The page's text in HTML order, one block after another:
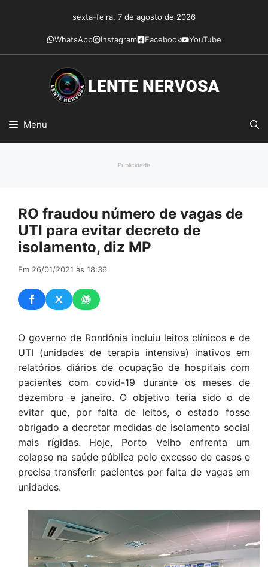
conteúdo
sexta-feira, 7 de agosto de 2026
WhatsApp Instagram Facebook YouTube
Menu
Publicidade
RO fraudou número de vagas de
UTI para evitar decreto de
isolamento, diz MP
Em 26/01/2021 às 18:36
O governo de Rondônia incluiu leitos clínicos e de
UTI (unidades de terapia intensiva) inativos em
relatórios diários de ocupação de hospitais com
pacientes com covid-19 durante os meses de
dezembro e janeiro. O objetivo teria sido o de
evitar que, por falta de leitos, o estado fosse
obrigado a decretar medidas de isolamento social
mais rígidas. Hoje, Porto Velho enfrenta um
colapso na saúde pública pelo excesso de casos e
precisa transferir pacientes por falta de vagas em
unidades.